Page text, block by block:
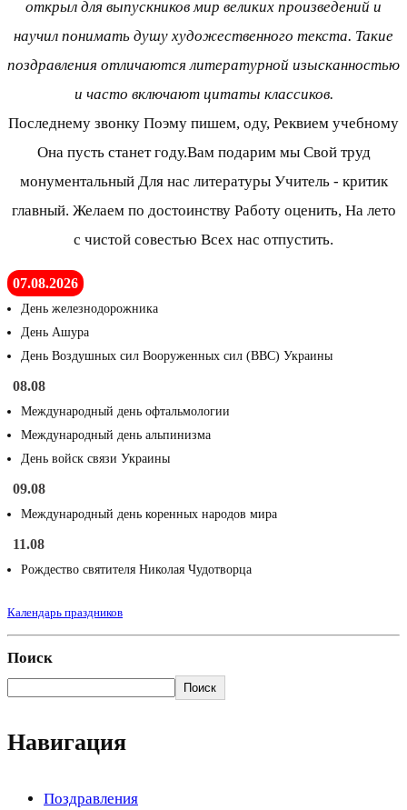
открыл для выпускников мир великих произведений и
научил понимать душу художественного текста. Такие
поздравления отличаются литературной изысканностью
и часто включают цитаты классиков.
Последнему звонку Поэму пишем, оду, Реквием учебному
Она пусть станет году.Вам подарим мы Свой труд
монументальный Для нас литературы Учитель - критик
главный. Желаем по достоинству Работу оценить, На лето
с чистой совестью Всех нас отпустить.
07.08.2026
День железнодорожника
День Ашура
День Воздушных сил Вооруженных сил (ВВС) Украины
08.08
Международный день офтальмологии
Международный день альпинизма
День войск связи Украины
09.08
Международный день коренных народов мира
11.08
Рождество святителя Николая Чудотворца
Календарь праздников
Поиск
Поиск
Навигация
Поздравления